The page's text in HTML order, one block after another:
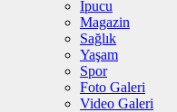
İpucu
Magazin
Sağlık
Yaşam
Spor
Foto Galeri
Video Galeri